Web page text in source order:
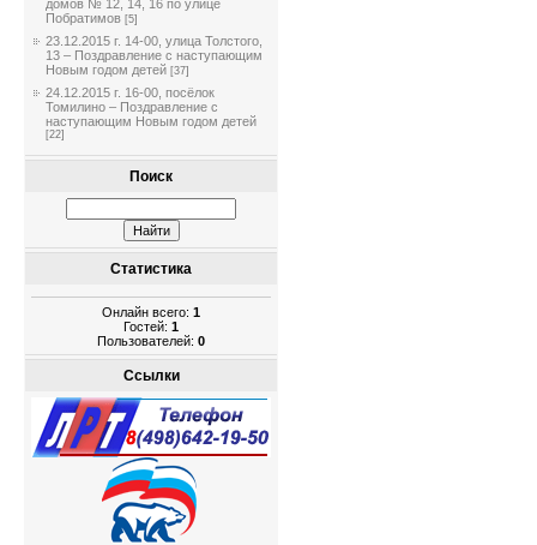
домов № 12, 14, 16 по улице
Побратимов [5]
23.12.2015 г. 14-00, улица Толстого,
13 – Поздравление с наступающим
Новым годом детей [37]
24.12.2015 г. 16-00, посёлок
Томилино – Поздравление с
наступающим Новым годом детей
[22]
Поиск
Статистика
Онлайн всего: 1
Гостей: 1
Пользователей: 0
Ссылки